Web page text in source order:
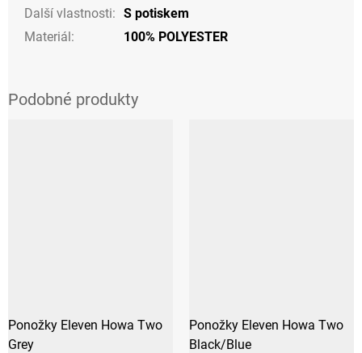
Další vlastnosti: S potiskem
Materiál: 100% POLYESTER
Ponožky Eleven Howa Two
Grey
Ponožky Eleven Howa Two
Black/Blue